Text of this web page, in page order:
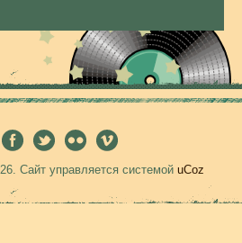
. Сайт управляется системой uCoz